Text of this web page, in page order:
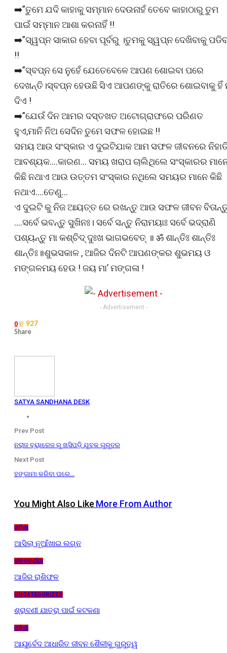
➡️”ତୁମେ ଯଦି କାହାକୁ ସମ୍ମାନ ଦେଉନାହଁ ତେବେ କାହାଠାରୁ ତୁମ
ପାଇଁ ସମ୍ମାନ ଆଶା କରନାହିଁ !!
➡️”ସ୍ୱପ୍ନ ସାକାର ହେବା ପୂର୍ବରୁ ।ତୁମକୁ ସ୍ୱପ୍ନ ଦେଖିବାକୁ
!!
➡️”ସ୍ବପ୍ନ ସେ ନୁହେଁ ଯେତେବେଳେ ଆପଣ ଶୋଇବା ପରେ
ଦେଖନ୍ତି।ସ୍ବପ୍ନ ହେଉଛି ସିଏ ଆପଣଙ୍କୁ ରାତିରେ ଶୋଇବାକୁ ହିଁ
ଦିଏ !
➡️”ଯେଉଁ ଦିନ ଆମର ଦସ୍ତଖତ ଅଟୋଗ୍ରାଫରେ ପରିଣତ
ହୁଏ,ମାନି ନିଅ ସେଦିନ ତୁମେ ସଫଳ ହୋଇଛ !!
ସମୟ ଆଉ ସଂସ୍କାର ଏ ଦୁଇଟିଯାକ ଆମ ସଫଳ ଜୀବନରେ
ଆବଶ୍ୟକ….କାରଣ… ସମୟ ଖରାପ ଚାଲିଥିଲେ ସଂସ୍କାରର
କିଛି ନଥାଏ ଆଉ ଉତ୍ତମ ସଂସ୍କାର ନଥିଲେ ସମୟର ମାନେ କିଛି
ନଥାଏ….ତେଣୁ…
ଏ ଦୁଇଟି କୁ ନିଜ ଆୟତ୍ତ ରେ ରଖନ୍ତୁ ଆଉ ସଫଳ ଜୀବନ
….ସର୍ବେ ଭବନ୍ତୁ ସୁଖିନଃ। ସର୍ବେ ସନ୍ତୁ ନିରାମୟାଃ ସର୍ବେ ଭଦ୍ରାଣି
ପଶ୍ୟନ୍ତୁ ମା କଶ୍ଚିଦ୍ ଦୁଃଖ ଭାଗଭବେତ୍ ॥ ॐ ଶାନ୍ତିଃ ଶାନ୍ତିଃ
ଶାନ୍ତିଃ॥ଶୁଭସକାଳ , ଆଜିର ଦିନଟି ଆପଣଙ୍କର ଶୁଭମୟ ଓ
ମଙ୍ଗଳମୟ ହେଉ ! ଜୟ ମା’ ମଙ୍ଗଳା !
- Advertisement -
0
927
Share
SATYA SANDHANA DESK
Prev Post
ନରାଜ ବ୍ୟାରେଜ ରୁ ଖସିପଡ଼ି ଯୁବକ ଗୁରୁତର
Next Post
ହଙ୍ଗାମା କରିବା ପରେ…
You Might Also Like More From Author
ଓଡ଼ିଶା
ଆସିଲା ନୂଆଁଖାଇ ଲଗ୍ନ
ଜୀବନଚର୍ଯ୍ୟା
ଆଜିର ରାଶିଫଳ
UNCATEGORIZED
ଶ୍ରାବଣୀ ଯାତ୍ରା ପାଇଁ କଟକଣା
ଓଡ଼ିଶା
ଆୟୁର୍ବେଦ ଆଧାରିତ ଜୀବନ ଶୈଳୀକୁ ଗୁରୁତ୍ୱ